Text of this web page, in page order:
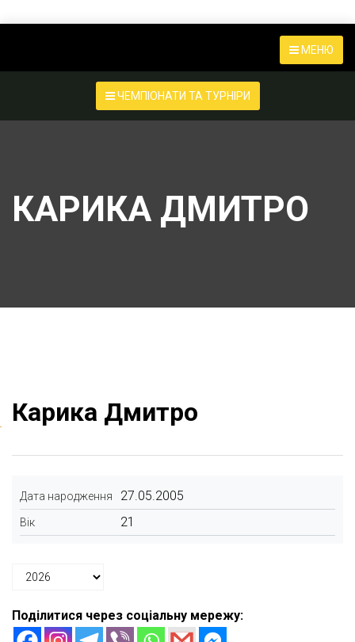
МЕНЮ
ЧЕМПІОНАТИ ТА ТУРНІРИ
КАРИКА ДМИТРО
Карика Дмитро
Дата народження 27.05.2005
Вік 21
Поділитися через соціальну мережу: